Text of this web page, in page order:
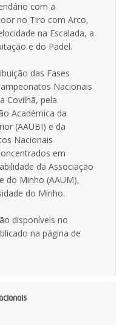
com a
no Tiro com Arco,
na Escalada, a
e do Padel.
das Fases
Nacionais
Covilhã, pela
Académica da
(AAUBI) e da
Nacionais
em
da Associação
do Minho (AAUM),
do Minho.
disponíveis no
na página de